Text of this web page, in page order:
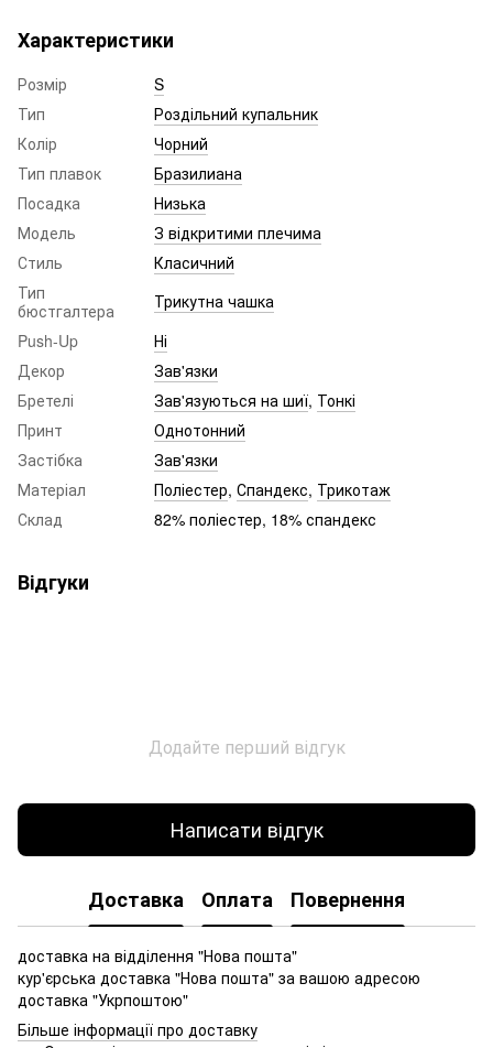
Характеристики
Розмір
S
Тип
Роздільний купальник
Колір
Чорний
Тип плавок
Бразилиана
Посадка
Низька
Модель
З відкритими плечима
Стиль
Класичний
Тип
бюстгалтера
Трикутна чашка
Push-Up
Ні
Декор
Зав'язки
Бретелі
Зав'язуються на шиї, Тонкі
Принт
Однотонний
Застібка
Зав'язки
Матеріал
Поліестер, Спандекс, Трикотаж
Склад
82% поліестер, 18% спандекс
Відгуки
Додайте перший відгук
Написати відгук
Доставка Оплата Повернення
доставка на відділення "Нова пошта"
кур'єрська доставка "Нова пошта" за вашою адресою
доставка "Укрпоштою"
Більше інформації про доставку